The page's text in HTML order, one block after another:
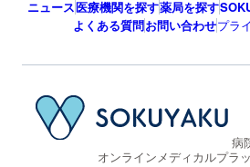
ニュース医療機関を探す薬局を探す
よくある質問お問い合わせプラ
病
オンラインメディカルプラ